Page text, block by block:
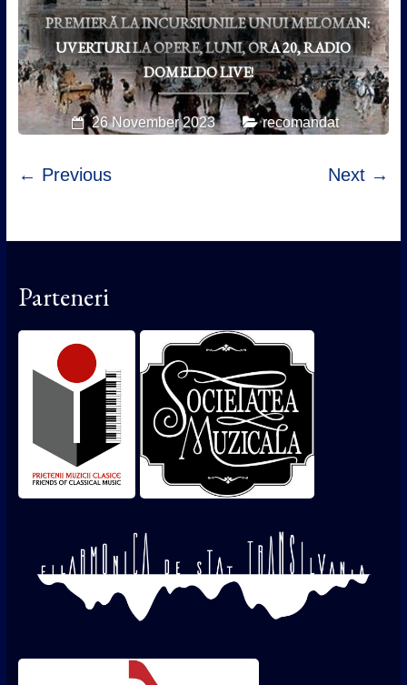
PREMIERĂ LA INCURSIUNILE UNUI MELOMAN:
UVERTURI LA OPERE, LUNI, ORA 20, RADIO
DOMELDO LIVE!
26 November 2023 recomandat
← Previous Next →
Parteneri